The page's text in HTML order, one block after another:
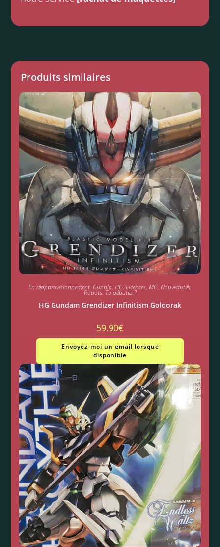
Produits similaires
En réapprovisionnement, Gunpla, HG, Licences, MG, Nouveautés,
Robots,Tu débutes ?
HG Gundam Grendizer Infinitism Goldorak
59.90€
Envoyez-moi un email lorsque
disponible